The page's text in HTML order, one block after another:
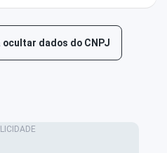
dados do CNPJ